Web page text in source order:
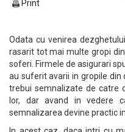
Print
Odata cu venirea
rasarit tot mai multe gropi
soferi. Firmele de asigurari
au suferit avarii in gropile din
trebui semnalizate de catre
lor, dar avand in vedere
semnalizarea devine practic